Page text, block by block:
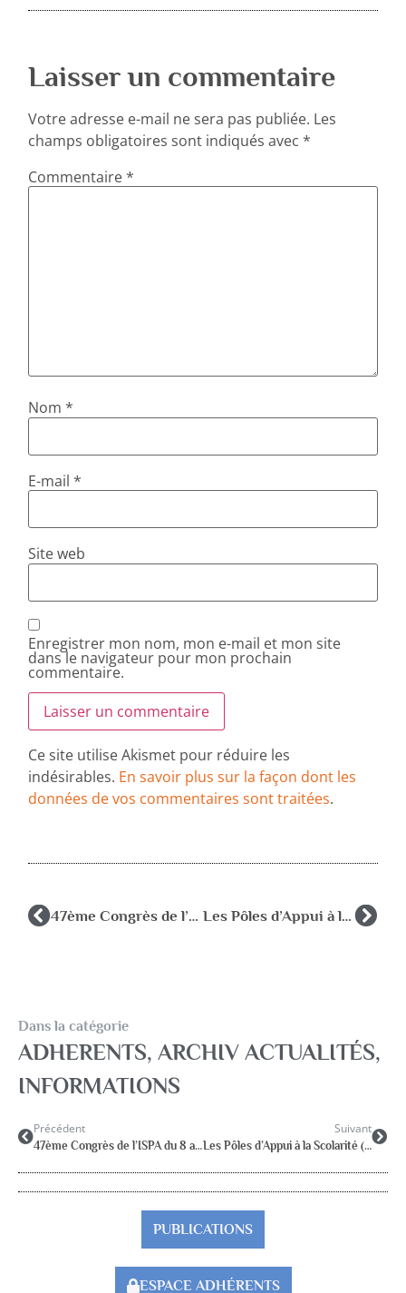
Laisser un commentaire
Votre adresse e-mail ne sera pas publiée. Les
champs obligatoires sont indiqués avec*
Commentaire*
Nom*
E-mail*
Site web
Enregistrer mon nom, mon e-mail et mon site
dans le navigateur pour mon prochain
commentaire.
Ce site utilise Akismet pour réduire les
indésirables. En savoir plus sur la façon dont les
données de vos commentaires sont traitées.
47ème Congrès de l’ISPA du 8 au 11 juillet 2026 à Lyon Les Pôles d’Appui à la Scolarité (PAS) : entre attentes, interrogations et points de vigilance
Dans la catégorie
ADHERENTS, ARCHIV ACTUALITÉS,
INFORMATIONS
Précédent
47ème Congrès de l’ISPA du 8 au 11 juillet 2026 à Lyon
Suivant
Les Pôles d’Appui à la Scolarité (PAS) : entre attentes, interrogations et points de vigilance
PUBLICATIONS
ESPACE ADHÉRENTS